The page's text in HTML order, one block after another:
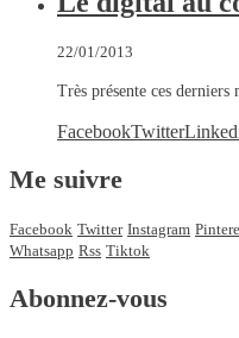
22/01/2013
Très présente ces
FacebookTwitter
Me suivre
Facebook Twitter Instagram
Whatsapp Rss Tiktok
Abonnez-vous